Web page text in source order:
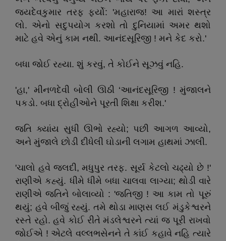
જયદેવકુમાર તરફ ફર્યો: 'મહારાજ! આ મારાં શસ્ત્ર
લો. એનો સદુપયોગ કરશો તો દુનિયામાં અમર થશો
માટે હવે એનું કામ નથી. આનંદસૂરિજી ! મને કેદ કરો.'
બધા જોઈ રહ્યા. શું કરવું, તે કોઈને સૂઝવું નહિ.
'હા,' મીનળદેવી બોલી ઊઠી ‘આનંદસૂરિજી ! મુંજાલને
પકડો. બધા દ્રોહીઓને પૂરતી શિક્ષા કરીશ.'
જતિ ક્યાંય સુધી ઊભો રહ્યો; પછી આગળ આવ્યો,
અને મુંજાલે છોડી દીધેલી ઘોડાની લગામ હાથમાં ઝાલી.
'ચાલો હવે જલદી, મધુપુર તરફ. સૂર્ય કેટલો ચઢ્યો છે !'
રાણીએ કહ્યું. ધીમે ધીમે બધા ચાલવા લાગ્યા; થોડી વારે
રાણીએ જતિને બોલાવ્યો : 'જતિજી ! આ કામ તો પૂરું
થયું; હવે બીજું રહ્યું. તમે થોડા માણસ લઈ મંડુકેશ્વરને
રસ્તે રહો. હવે કોઈ રીતે મંડલેશ્વરને ત્યાં જ પૂરી રાખવો
જોઈએ ! એટલે વલ્લભસેનને તે કાંઈ કહાવે નહિ ત્યારે